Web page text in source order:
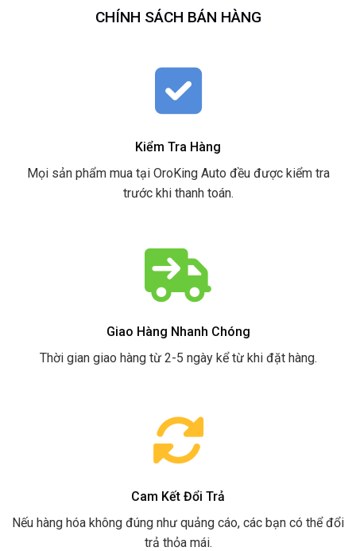
CHÍNH SÁCH BÁN HÀNG
Kiểm Tra Hàng
Mọi sản phẩm mua tại OroKing Auto đều được kiểm tra
trước khi thanh toán.
Giao Hàng Nhanh Chóng
Thời gian giao hàng từ 2-5 ngày kể từ khi đặt hàng.
Cam Kết Đổi Trả
Nếu hàng hóa không đúng như quảng cáo, các bạn có thể đổi
trả thỏa mái.